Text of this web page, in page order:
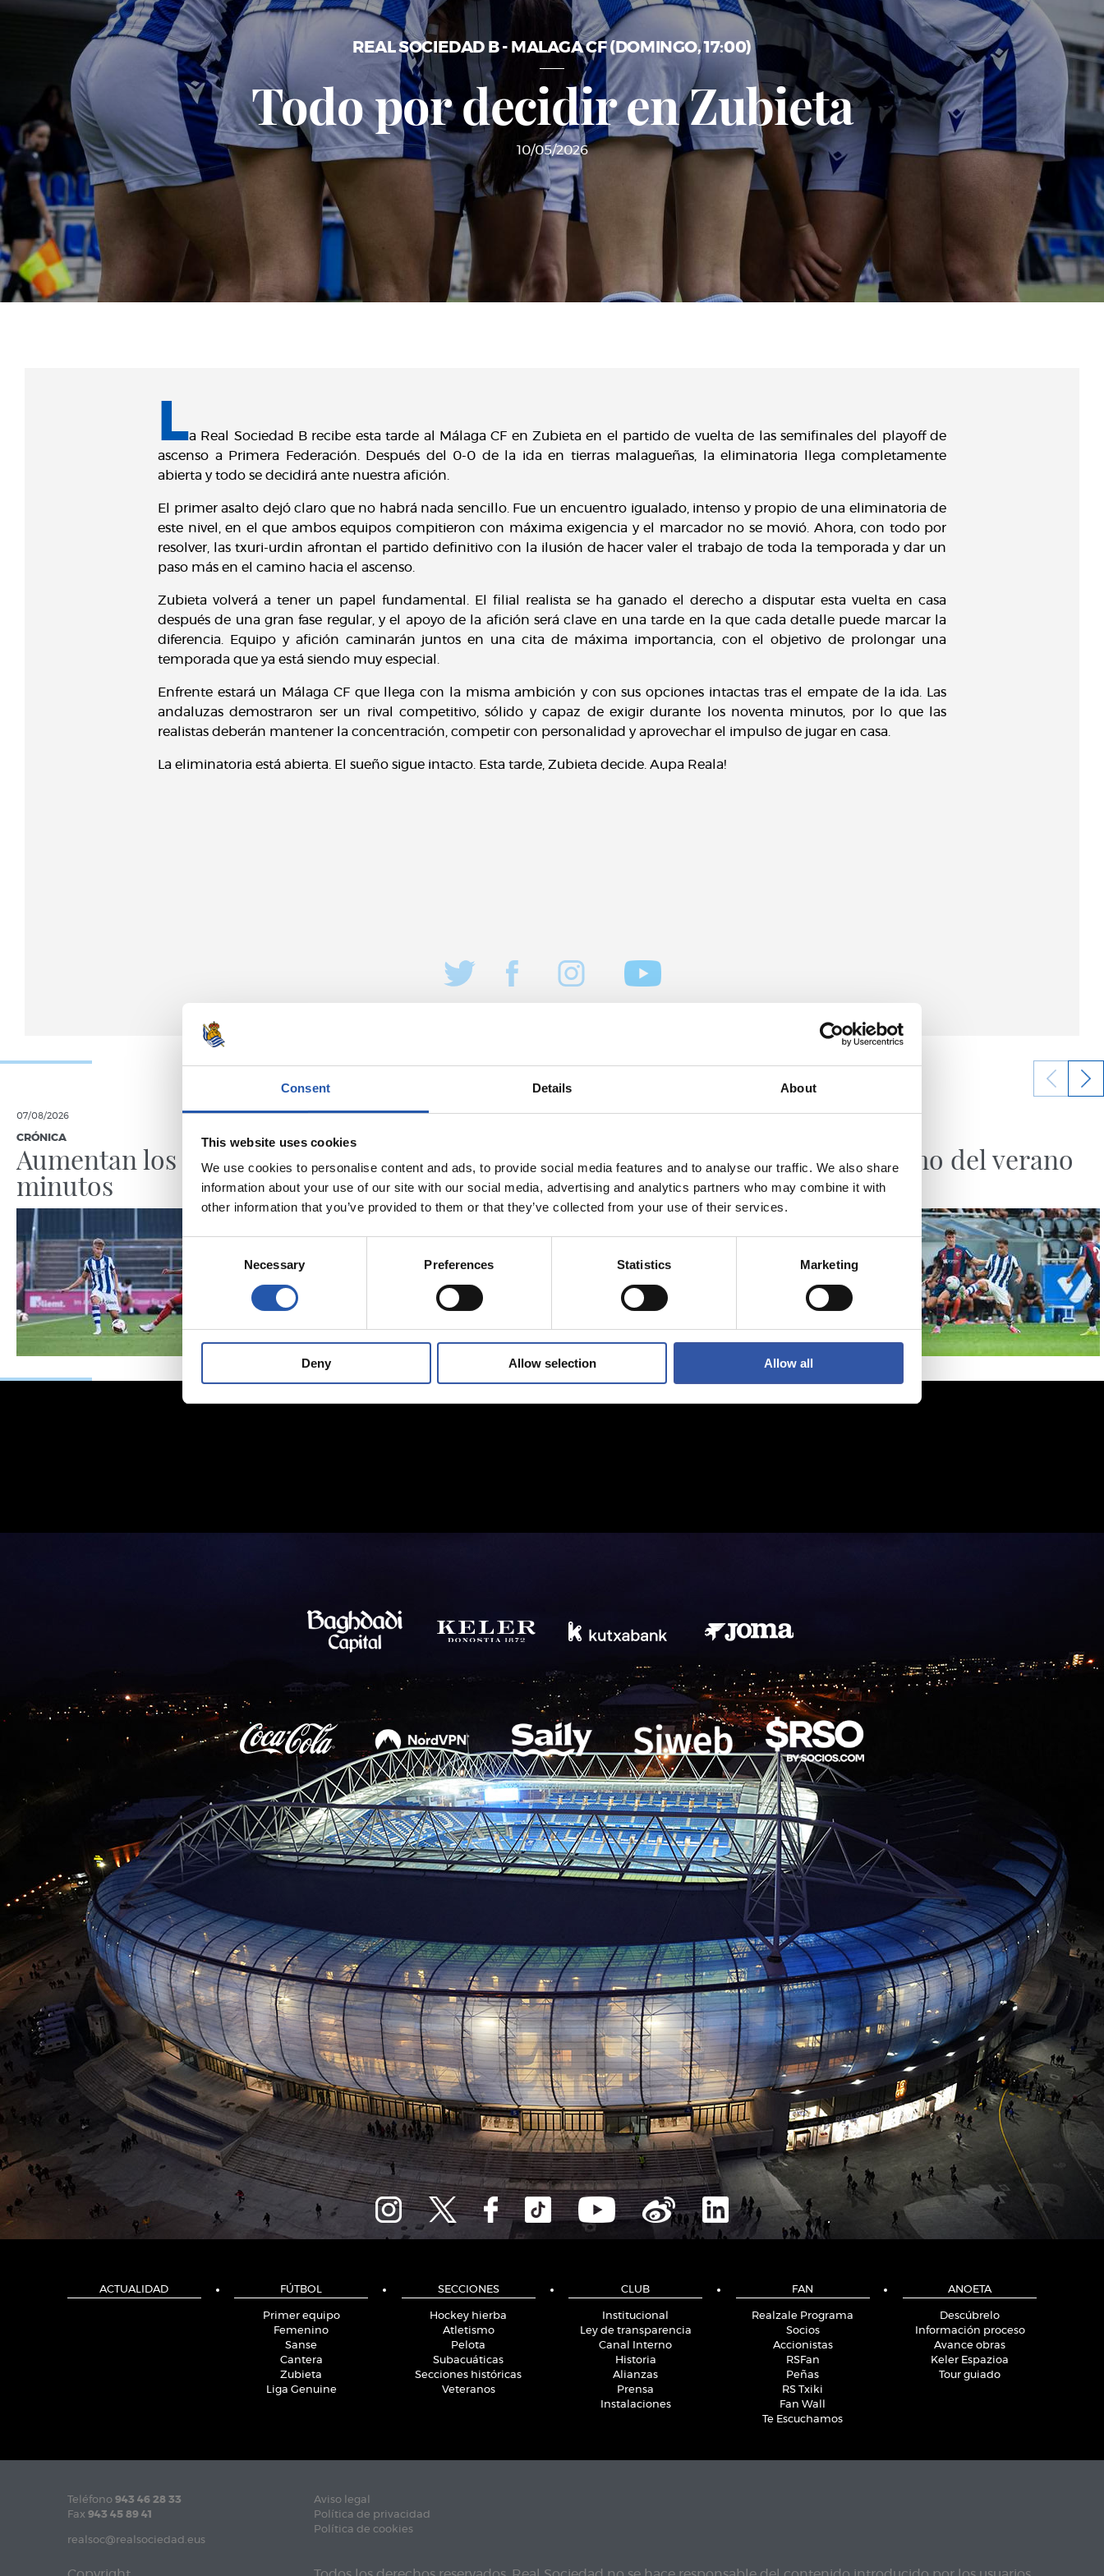
Consent Details About
This website uses cookies
We use cookies to personalise content and ads, to provide social media features and to analyse our traffic. We also share
information about your use of our site with our social media, advertising and analytics partners who may combine it with
other information that you’ve provided to them or that they’ve collected from your use of their services.
Consent
Selection
Necessary Preferences Statistics Marketing
Deny Allow selection Allow all
REAL SOCIEDAD B - MALAGA CF (DOMINGO, 17:00)
Todo por decidir en Zubieta
10/05/2026
La Real Sociedad B recibe esta tarde al Málaga CF en Zubieta en el partido de vuelta de las semifinales del playoff de
ascenso a Primera Federación. Después del 0-0 de la ida en tierras malagueñas, la eliminatoria llega completamente
abierta y todo se decidirá ante nuestra afición.
El primer asalto dejó claro que no habrá nada sencillo. Fue un encuentro igualado, intenso y propio de una eliminatoria de
este nivel, en el que ambos equipos compitieron con máxima exigencia y el marcador no se movió. Ahora, con todo por
resolver, las txuri-urdin afrontan el partido definitivo con la ilusión de hacer valer el trabajo de toda la temporada y dar un
paso más en el camino hacia el ascenso.
Zubieta volverá a tener un papel fundamental. El filial realista se ha ganado el derecho a disputar esta vuelta en casa
después de una gran fase regular, y el apoyo de la afición será clave en una tarde en la que cada detalle puede marcar la
diferencia. Equipo y afición caminarán juntos en una cita de máxima importancia, con el objetivo de prolongar una
temporada que ya está siendo muy especial.
Enfrente estará un Málaga CF que llega con la misma ambición y con sus opciones intactas tras el empate de la ida. Las
andaluzas demostraron ser un rival competitivo, sólido y capaz de exigir durante los noventa minutos, por lo que las
realistas deberán mantener la concentración, competir con personalidad y aprovechar el impulso de jugar en casa.
La eliminatoria está abierta. El sueño sigue intacto. Esta tarde, Zubieta decide. Aupa Reala!
07/08/2026
CRÓNICA
Aumentan los
minutos
07/08/2026
PRIMER EQUIPO
Doble enfrentamiento
en Colonia
07/08/2026
Un partido de
Champions
07/08/2026
El último del verano
ACTUALIDAD FÚTBOL
Primer equipo
Femenino
Sanse
Cantera
Zubieta
Liga Genuine
SECCIONES
Hockey hierba
Atletismo
Pelota
Subacuáticas
Secciones históricas
Veteranos
CLUB
Institucional
Ley de transparencia
Canal Interno
Historia
Alianzas
Prensa
Instalaciones
FAN
Realzale Programa
Socios
Accionistas
RSFan
Peñas
RS Txiki
Fan Wall
Te Escuchamos
ANOETA
Descúbrelo
Información proceso
Avance obras
Keler Espazioa
Tour guiado
Teléfono 943 46 28 33
Fax 943 45 89 41
realsoc@realsociedad.eus
Aviso legal
Política de privacidad
Política de cookies